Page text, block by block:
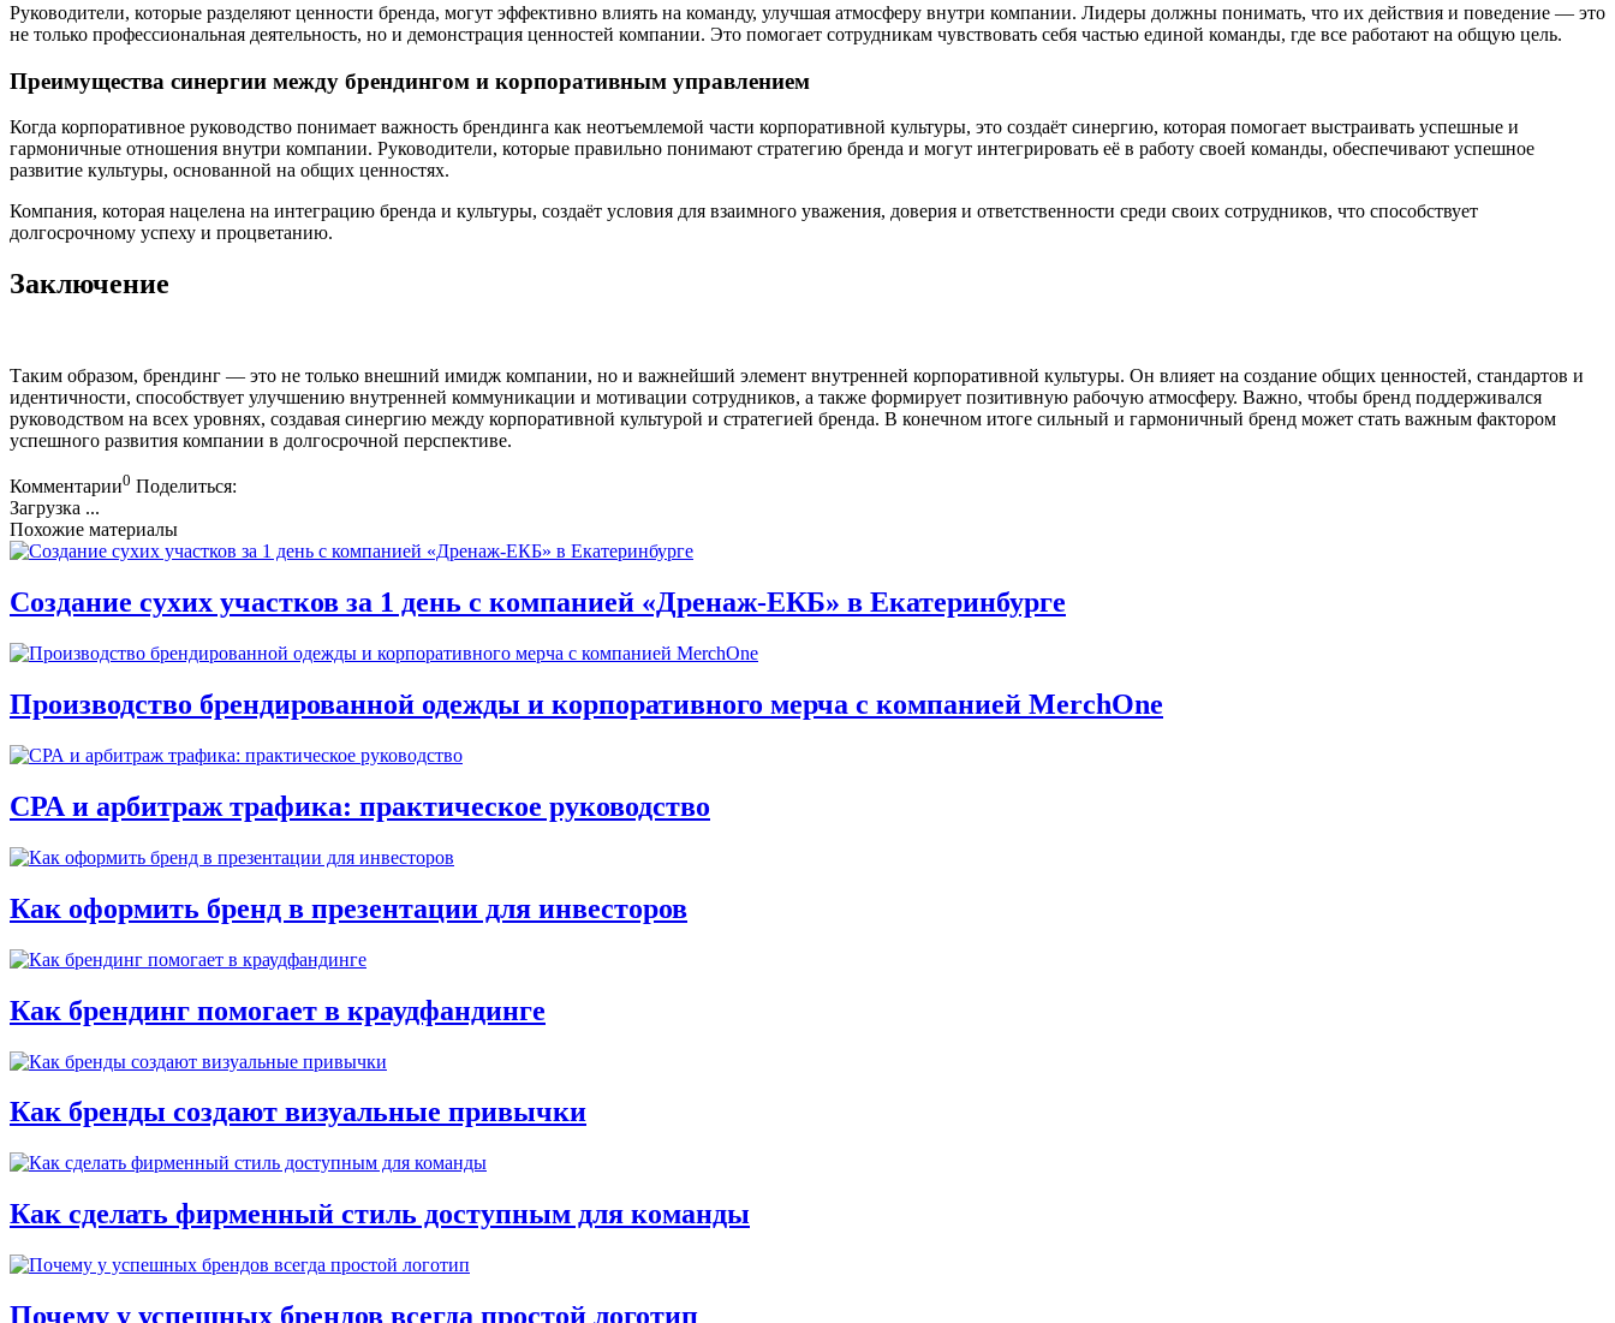
Руководители, которые разделяют ценности бренда, могут эффективно влиять на команду, улучшая атмосферу внутри компании. Лидеры должны понимать, что их действия и поведение — это
не только профессиональная деятельность, но и демонстрация ценностей компании. Это помогает сотрудникам чувствовать себя частью единой команды, где все работают на общую цель.
Преимущества синергии между брендингом и корпоративным управлением
Когда корпоративное руководство понимает важность брендинга как неотъемлемой части корпоративной культуры, это создаёт синергию, которая помогает выстраивать успешные и
гармоничные отношения внутри компании. Руководители, которые правильно понимают стратегию бренда и могут интегрировать её в работу своей команды, обеспечивают успешное
развитие культуры, основанной на общих ценностях.
Компания, которая нацелена на интеграцию бренда и культуры, создаёт условия для взаимного уважения, доверия и ответственности среди своих сотрудников, что способствует
долгосрочному успеху и процветанию.
Заключение
Таким образом, брендинг — это не только внешний имидж компании, но и важнейший элемент внутренней корпоративной культуры. Он влияет на создание общих ценностей, стандартов и
идентичности, способствует улучшению внутренней коммуникации и мотивации сотрудников, а также формирует позитивную рабочую атмосферу. Важно, чтобы бренд поддерживался
руководством на всех уровнях, создавая синергию между корпоративной культурой и стратегией бренда. В конечном итоге сильный и гармоничный бренд может стать важным фактором
успешного развития компании в долгосрочной перспективе.
Комментарии0 Поделиться:
Загрузка ...
Похожие материалы
Создание сухих участков за 1 день с компанией «Дренаж-ЕКБ» в Екатеринбурге
Производство брендированной одежды и корпоративного мерча с компанией MerchOne
СРА и арбитраж трафика: практическое руководство
Как оформить бренд в презентации для инвесторов
Как брендинг помогает в краудфандинге
Как бренды создают визуальные привычки
Как сделать фирменный стиль доступным для команды
Почему у успешных брендов всегда простой логотип